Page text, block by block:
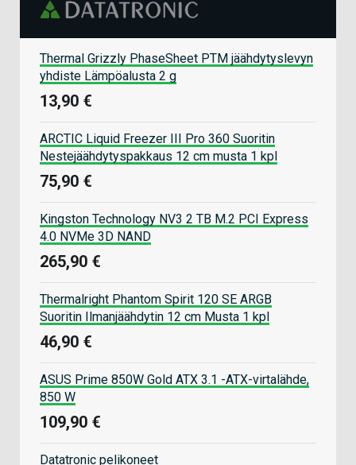
Thermal Grizzly PhaseSheet PTM jäähdytyslevyn
yhdiste Lämpöalusta 2 g
13,90 €
ARCTIC Liquid Freezer III Pro 360 Suoritin
Nestejäähdytyspakkaus 12 cm musta 1 kpl
75,90 €
Kingston Technology NV3 2 TB M.2 PCI Express
4.0 NVMe 3D NAND
265,90 €
Thermalright Phantom Spirit 120 SE ARGB
Suoritin Ilmanjäähdytin 12 cm Musta 1 kpl
46,90 €
ASUS Prime 850W Gold ATX 3.1 -ATX-virtalähde,
850 W
109,90 €
Datatronic pelikoneet